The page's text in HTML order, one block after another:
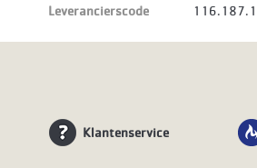
Leverancierscode
Klantenservice